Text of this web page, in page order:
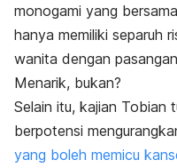
monogami yang
hanya memiliki separuh
wanita dengan
Menarik, bukan?
Selain itu, kajian Tobian
berpotensi
yang boleh memicu